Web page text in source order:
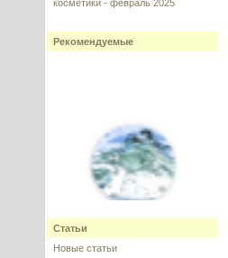
косметики - февраль 2025
Рекомендуемые
Солагам) - натуральный
гелеобразователь от Seppic
Статьи
Новые статьи